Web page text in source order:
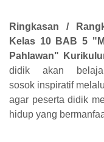
Ringkasan /
Kelas 10 BAB 5
Pahlawan"
didik akan
sosok inspiratif
agar peserta didik
hidup yang